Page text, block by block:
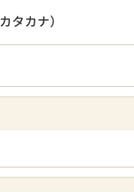
タカナ）